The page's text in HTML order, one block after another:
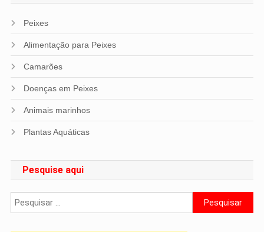
Peixes
Alimentação para Peixes
Camarões
Doenças em Peixes
Animais marinhos
Plantas Aquáticas
Pesquise aqui
Pesquisar
por: